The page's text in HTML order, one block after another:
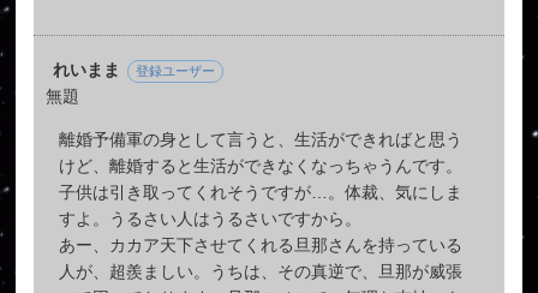
れいまま 登録ユーザー
無題
離婚予備軍の身として言うと、生活ができればと思う
けど、離婚すると生活ができなくなっちゃうんです。
子供は引き取ってくれそうですが…。体裁、気にしま
すよ。うるさい人はうるさいですから。
あー、カカア天下させてくれる旦那さんを持っている
人が、超羨ましい。うちは、その真逆で、旦那が威張